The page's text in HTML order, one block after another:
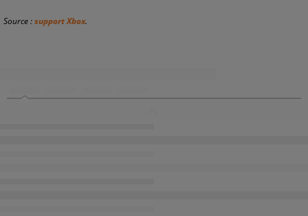
Source :support Xbox.